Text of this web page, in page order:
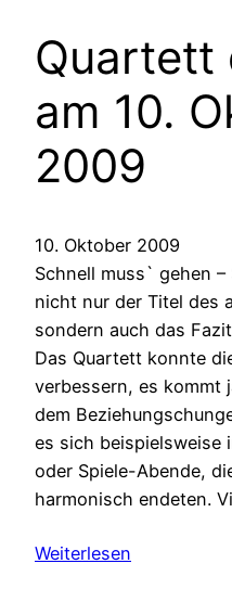
Quartett
am 10.
2009
10. Oktober 2009
Schnell muss` gehen
nicht nur der Titel des
sondern auch das
Das Quartett konnte
verbessern, es kommt
dem
es sich beispielsweise
oder Spiele-Abende,
harmonisch endeten.
Weiterlesen